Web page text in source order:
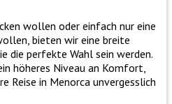
wollen oder einfach nur eine
bieten wir eine breite
die perfekte Wahl sein werden.
höheres Niveau an Komfort,
Reise in Menorca unvergesslich